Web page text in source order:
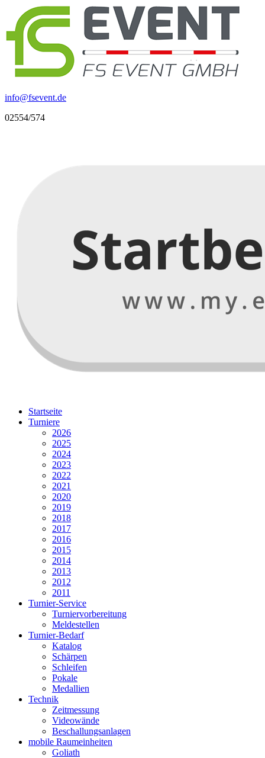
info@fsevent.de
02554/574
Startseite
Turniere
2026
2025
2024
2023
2022
2021
2020
2019
2018
2017
2016
2015
2014
2013
2012
2011
Turnier-Service
Turniervorbereitung
Meldestellen
Turnier-Bedarf
Katalog
Schärpen
Schleifen
Pokale
Medallien
Technik
Zeitmessung
Videowände
Beschallungsanlagen
mobile Raumeinheiten
Goliath